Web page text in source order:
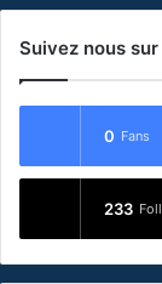
Suivez nous
0 Fans
233